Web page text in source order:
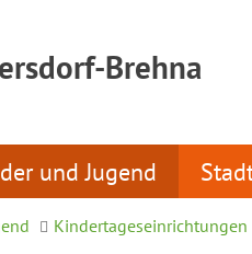
Brehna
und Jugend
Kindertageseinrichtungen